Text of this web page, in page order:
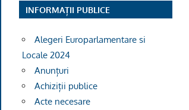
INFORMAȚII PUBLICE
Alegeri Europarlamentare si
Locale 2024
Anunțuri
Achiziții publice
Acte necesare